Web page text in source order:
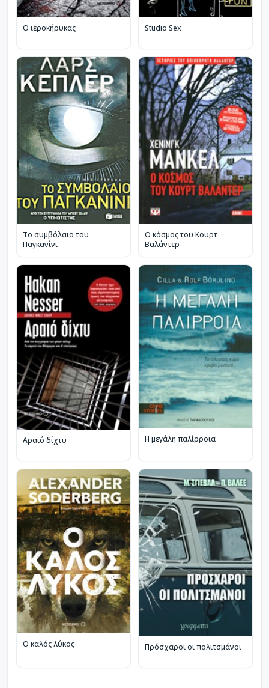
Ο ιεροκήρυκας Studio Sex
Το συμβόλαιο του
Παγκανίνι
Ο κόσμος του Κουρτ
Βαλάντερ
Αραιό δίχτυ Η μεγάλη παλίρροια
Ο καλός λύκος Πρόσχαροι οι πολιτσμάνοι